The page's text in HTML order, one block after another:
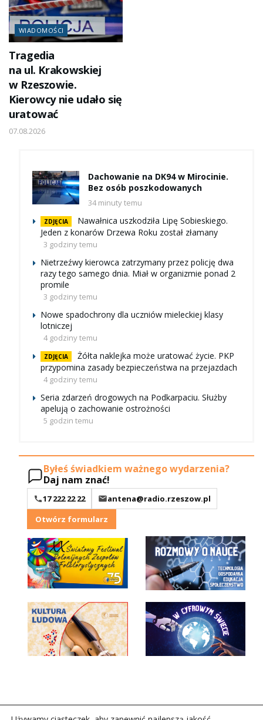
WIADOMOŚCI
Tragedia
na ul. Krakowskiej
w Rzeszowie.
Kierowcy nie udało się
uratować
07.08.2026
Dachowanie na DK94 w Mirocinie.
Bez osób poszkodowanych
34 minuty temu
ZDJĘCIA
Nawałnica uszkodziła Lipę Sobieskiego.
Jeden z konarów Drzewa Roku został złamany
3 godziny temu
Nietrzeźwy kierowca zatrzymany przez policję dwa
razy tego samego dnia. Miał w organizmie ponad 2
promile
3 godziny temu
Nowe spadochrony dla uczniów mieleckiej klasy
lotniczej
4 godziny temu
ZDJĘCIA
Żółta naklejka może uratować życie. PKP
przypomina zasady bezpieczeństwa na przejazdach
4 godziny temu
Seria zdarzeń drogowych na Podkarpaciu. Służby
apelują o zachowanie ostrożności
5 godzin temu
Byłeś świadkiem ważnego wydarzenia?
Daj nam znać!
17 222 22 22
antena@radio.rzeszow.pl
Otwórz formularz